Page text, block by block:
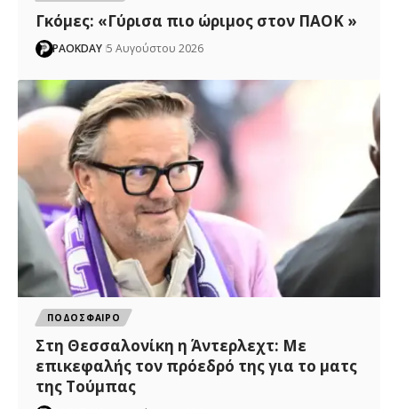
Γκόμες: «Γύρισα πιο ώριμος στον ΠΑΟΚ »
PAOKDAY 5 Αυγούστου 2026
ΠΟΔΟΣΦΑΙΡΟ
Στη Θεσσαλονίκη η Άντερλεχτ: Με
επικεφαλής τον πρόεδρό της για το ματς
της Τούμπας